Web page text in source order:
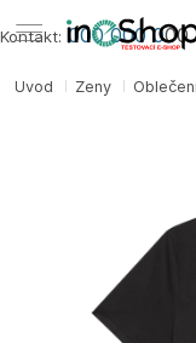
Úvod Ženy
Kontakt: 000 000 000